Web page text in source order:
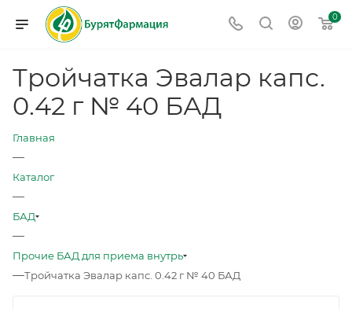
0
Тройчатка Эвалар капс.
0.42 г № 40 БАД
Главная
—
Каталог
—
БАД
—
Прочие БАД для приема внутрь
—Тройчатка Эвалар капс. 0.42 г № 40 БАД